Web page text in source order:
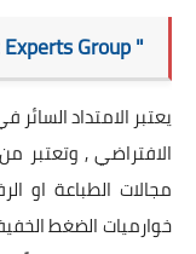
" JPEG "Joint Photographic Experts Group
يعتبر الامتداد
الافتراضي , وتعتبر
مجالات الطباعة او
خوارميات الضغط